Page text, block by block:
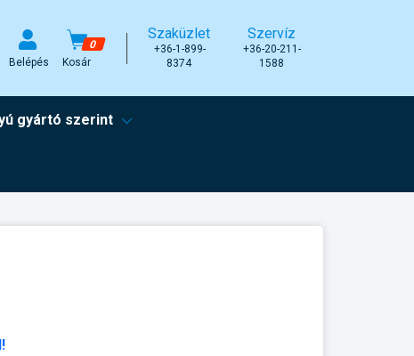
Belépés
0
Kosár
Szaküzlet
+36-1-899-
8374
Szervíz
+36-20-211-
1588
gyártó szerint